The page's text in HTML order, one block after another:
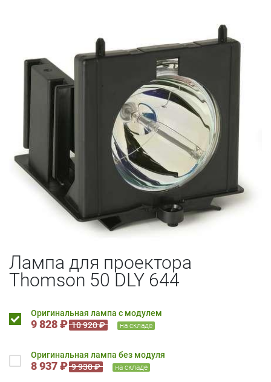
Лампа для проектора
Thomson 50 DLY 644
Оригинальная лампа с модулем
9 828 ₽ 10 920 ₽ на складе
Оригинальная лампа без модуля
8 937 ₽ 9 930 ₽ на складе